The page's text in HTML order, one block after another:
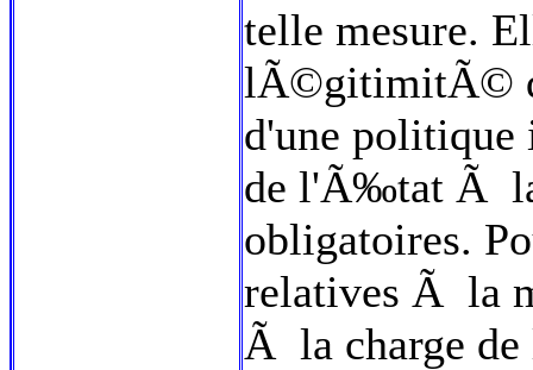
telle mesure.
lÃ©gitimitÃ©
d'une politique
de l'Ã‰tat Ã
obligatoires.
relatives Ã la
Ã la charge